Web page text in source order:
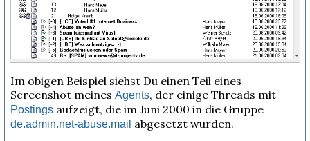
Im obigen Beispiel siehst Du einen Teil eines
Screenshot meines Agents, der einige Threads mit
Postings aufzeigt, die im Juni 2000 in die Gruppe
de.admin.net-abuse.mail abgesetzt wurden.